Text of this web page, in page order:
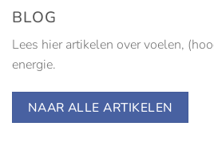
BLOG
Lees hier artikelen over voelen,
energie.
NAAR ALLE ARTIKELEN